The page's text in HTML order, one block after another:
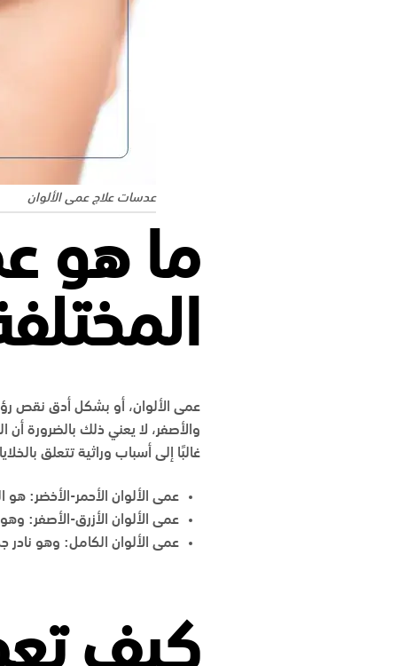
عدسات علاج عمى الألوان
ما هو
عمى الألوان، أو بشكل أدق نقص
والأصفر، لا يعني ذلك بالضرورة أن
غالبًا إلى أسباب وراثية تتعلق
عمى الألوان الأحمر-الأخضر: هو
عمى الألوان الأزرق-الأصفر:
عمى الألوان الكامل: وهو نادر
كيف